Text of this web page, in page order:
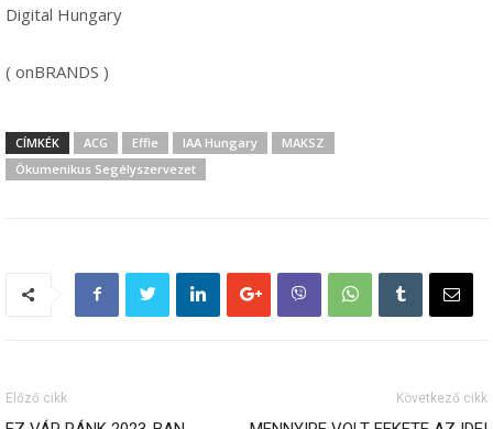
Digital Hungary
( onBRANDS )
CÍMKÉK ACG Effie IAA Hungary
MAKSZ
Ökumenikus Segélyszervezet
Előző cikk Következő cikk